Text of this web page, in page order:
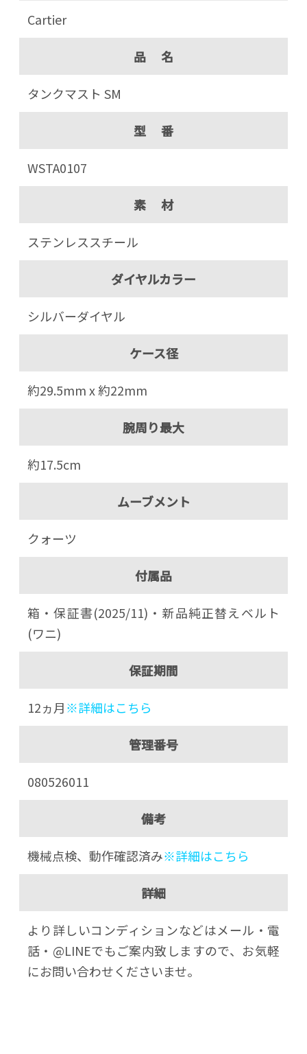
Cartier
品 名
タンクマスト SM
型 番
WSTA0107
素 材
ステンレススチール
ダイヤルカラー
シルバーダイヤル
ケース径
約29.5mm x 約22mm
腕周り最大
約17.5cm
ムーブメント
クォーツ
付属品
箱・保証書(2025/11)・新品純正替えベルト
(ワニ)
保証期間
12ヵ月※詳細はこちら
管理番号
080526011
備考
機械点検、動作確認済み※詳細はこちら
詳細
より詳しいコンディションなどはメール・電
話・@LINEでもご案内致しますので、お気軽
にお問い合わせくださいませ。